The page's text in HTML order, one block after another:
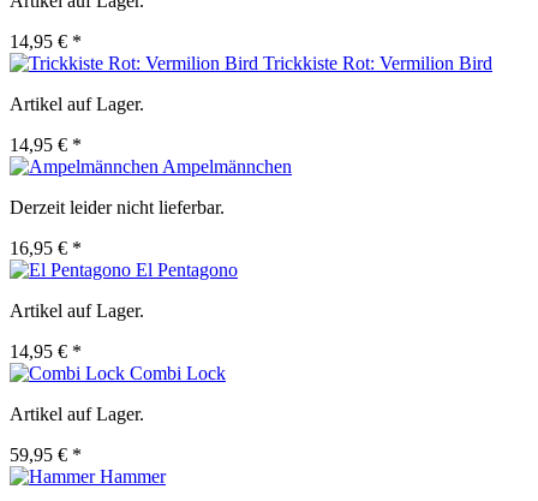
14,95 € *
Trickkiste Rot: Vermilion Bird
Artikel auf Lager.
14,95 € *
Ampelmännchen
Derzeit leider nicht lieferbar.
16,95 € *
El Pentagono
Artikel auf Lager.
14,95 € *
Combi Lock
Artikel auf Lager.
59,95 € *
Hammer